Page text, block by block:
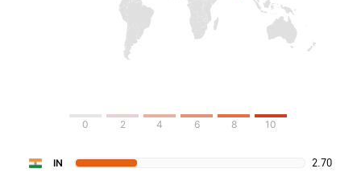
0 2 4 6 8 10
IN 2.70